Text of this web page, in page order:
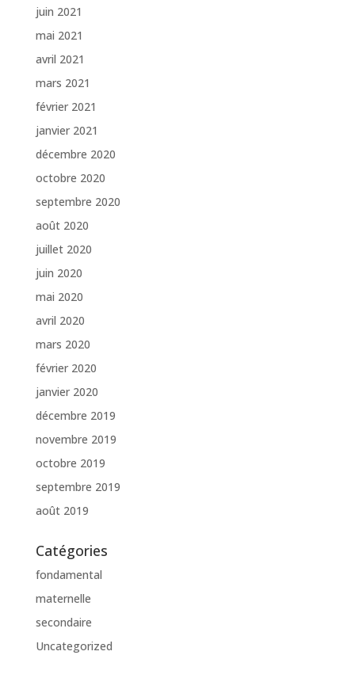
juin 2021
mai 2021
avril 2021
mars 2021
février 2021
janvier 2021
décembre 2020
octobre 2020
septembre 2020
août 2020
juillet 2020
juin 2020
mai 2020
avril 2020
mars 2020
février 2020
janvier 2020
décembre 2019
novembre 2019
octobre 2019
septembre 2019
août 2019
Catégories
fondamental
maternelle
secondaire
Uncategorized